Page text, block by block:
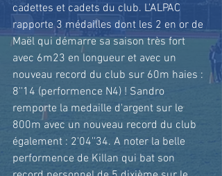
cadettes et cadets du club. L'ALPAC
rapporte 3 médailles dont les 2 en or de
Maël qui démarre sa saison très fort
avec 6m23 en longueur et avec un
nouveau record du club sur 60m haies :
8''14 (performence N4) ! Sandro
remporte la medaille d'argent sur le
800m avec un nouveau record du club
également : 2'04''34. A noter la belle
performence de Killan qui bat son